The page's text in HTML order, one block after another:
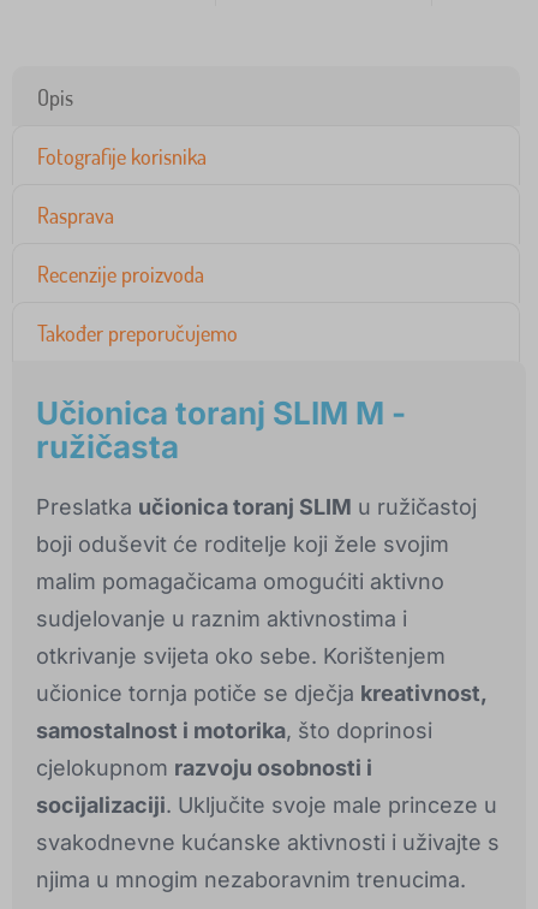
Opis
Fotografije korisnika
Rasprava
Recenzije proizvoda
Također preporučujemo
Učionica toranj SLIM M -
ružičasta
Preslatka učionica toranj SLIM u ružičastoj
boji oduševit će roditelje koji žele svojim
malim pomagačicama omogućiti aktivno
sudjelovanje u raznim aktivnostima i
otkrivanje svijeta oko sebe. Korištenjem
učionice tornja potiče se dječja kreativnost,
samostalnost i motorika, što doprinosi
cjelokupnom razvoju osobnosti i
socijalizaciji. Uključite svoje male princeze u
svakodnevne kućanske aktivnosti i uživajte s
njima u mnogim nezaboravnim trenucima.